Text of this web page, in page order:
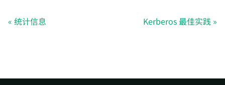
统计信息 Kerberos 最佳实践